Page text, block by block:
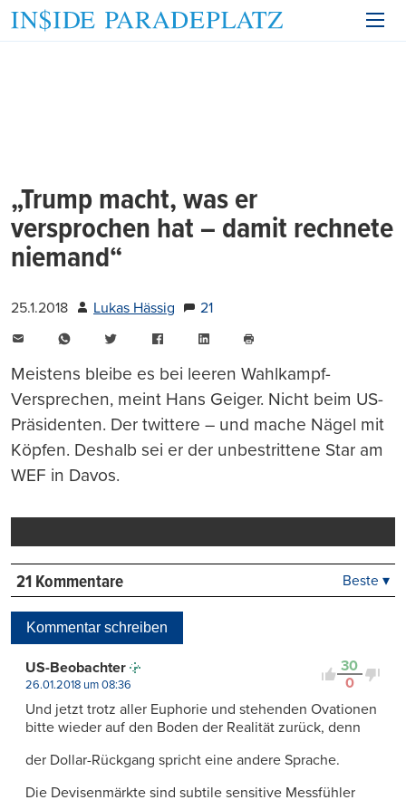
„Trump macht, was er
versprochen hat – damit rechnete
niemand“
25.1.2018 Lukas Hässig
21
WhatsAppTwitter FacebookLinkedIn
drucken
Meistens bleibe es bei leeren Wahlkampf-
Versprechen, meint Hans Geiger. Nicht beim US-
Präsidenten. Der twittere – und mache Nägel mit
Köpfen. Deshalb sei er der unbestrittene Star am
WEF in Davos.
21 Kommentare Beste ▾
Kommentar schreiben
30
0
US-Beobachter
26.01.2018 um 08:36
Und jetzt trotz aller Euphorie und stehenden Ovationen
bitte wieder auf den Boden der Realität zurück, denn
der Dollar-Rückgang spricht eine andere Sprache.
Die Devisenmärkte sind subtile sensitive Messfühler